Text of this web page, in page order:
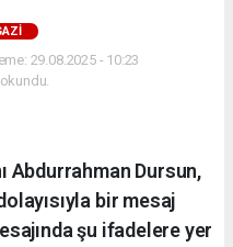
29.08.2025 - 10:23
Abdurrahman Dursun,
bir mesaj
şu ifadelere yer